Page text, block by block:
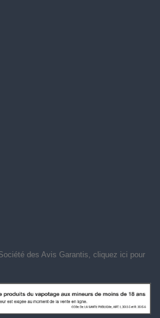
des Avis Garantis, cliquez ici pour